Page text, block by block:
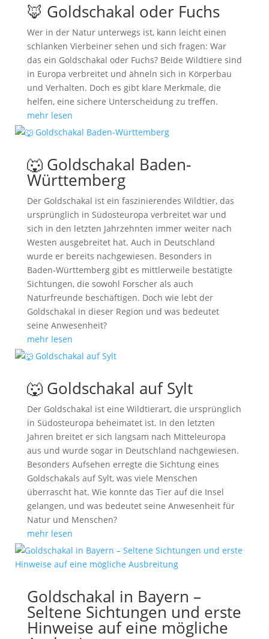
🦊 Goldschakal oder Fuchs
Wer in der Natur unterwegs ist, kann leicht einen
schlanken Vierbeiner sehen und sich fragen: War
das ein Goldschakal oder Fuchs? Beide Wildtiere sind
in Europa verbreitet und ähneln sich in Körperbau
und Verhalten. Doch es gibt klare Merkmale, die
helfen, eine sichere Unterscheidung zu treffen.
mehr lesen
🐺 Goldschakal Baden-
Württemberg
Der Goldschakal ist ein faszinierendes Wildtier, das
ursprünglich in Südosteuropa verbreitet war und
sich in den letzten Jahrzehnten immer weiter nach
Westen ausgebreitet hat. Auch in Deutschland
wurde er bereits nachgewiesen. Besonders in
Baden-Württemberg gibt es mittlerweile bestätigte
Sichtungen, die sowohl Forscher als auch
Naturfreunde beschäftigen. Doch wie lebt der
Goldschakal in dieser Region und was bedeutet
seine Anwesenheit?
mehr lesen
🐺 Goldschakal auf Sylt
Der Goldschakal ist eine Wildtierart, die ursprünglich
in Südosteuropa beheimatet ist. In den letzten
Jahren breitet er sich langsam nach Mitteleuropa
aus und wurde sogar in Deutschland nachgewiesen.
Besonders Aufsehen erregte die Sichtung eines
Goldschakals auf Sylt, was viele Menschen
überrascht hat. Wie konnte das Tier auf die Insel
gelangen, und was bedeutet seine Anwesenheit für
Natur und Menschen?
mehr lesen
Goldschakal in Bayern –
Seltene Sichtungen und erste
Hinweise auf eine mögliche